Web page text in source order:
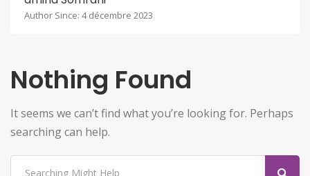
Author Since: 4 décembre 2023
Nothing Found
It seems we can’t find what you’re looking for. Perhaps
searching can help.